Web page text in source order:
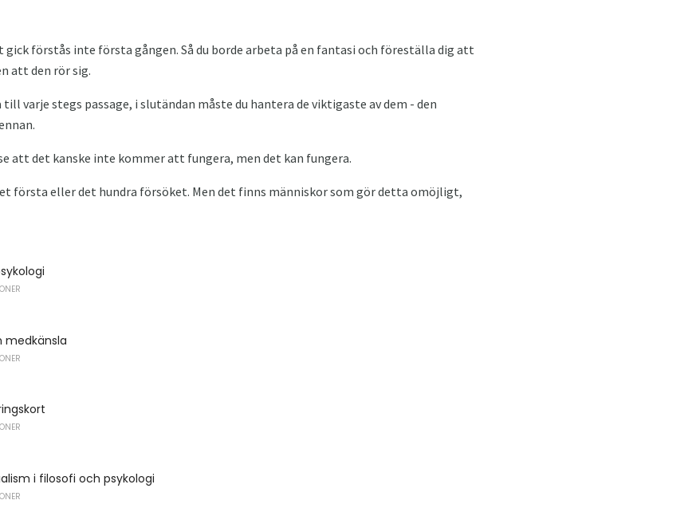
gick förstås inte första gången. Så du borde arbeta på en fantasi och föreställa dig att
att den rör sig.
varje stegs passage, i slutändan måste du hantera de viktigaste av dem - den
att det kanske inte kommer att fungera, men det kan fungera.
första eller det hundra försöket. Men det finns människor som gör detta omöjligt,
medkänsla
i filosofi och psykologi